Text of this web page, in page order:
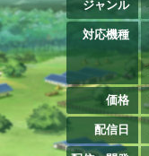
ジャンル
対応機種
価格
配信日